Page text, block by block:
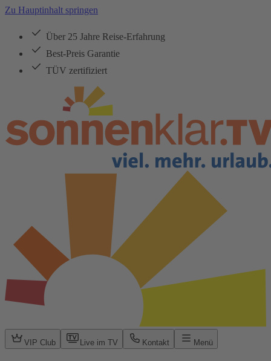
Zu Hauptinhalt springen
Über 25 Jahre Reise-Erfahrung
Best-Preis Garantie
TÜV zertifiziert
VIP Club Live im TV Kontakt Menü